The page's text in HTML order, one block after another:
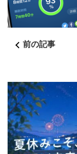
前の記事